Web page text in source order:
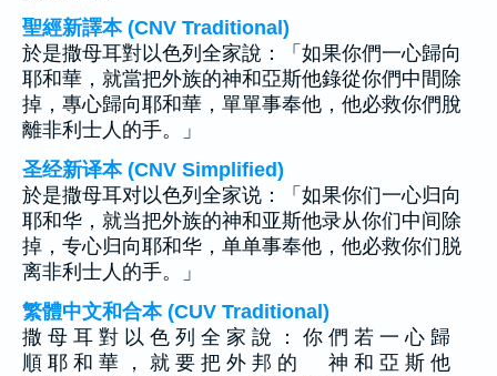
聖經新譯本 (CNV Traditional)
於是撒母耳對以色列全家說：「如果你們一心歸向
耶和華，就當把外族的神和亞斯他錄從你們中間除
掉，專心歸向耶和華，單單事奉他，他必救你們脫
離非利士人的手。」
圣经新译本 (CNV Simplified)
於是撒母耳对以色列全家说：「如果你们一心归向
耶和华，就当把外族的神和亚斯他录从你们中间除
掉，专心归向耶和华，单单事奉他，他必救你们脱
离非利士人的手。」
繁體中文和合本 (CUV Traditional)
撒 母 耳 對 以 色 列 全 家 說 ： 你 們 若 一 心 歸
順 耶 和 華 ， 就 要 把 外 邦 的 神 和 亞 斯 他